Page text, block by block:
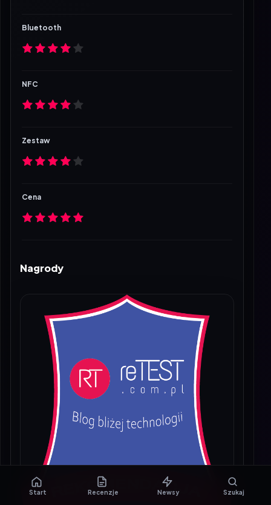
Bluetooth
NFC
Zestaw
Cena
Nagrody
Start Recenzje Newsy Szukaj